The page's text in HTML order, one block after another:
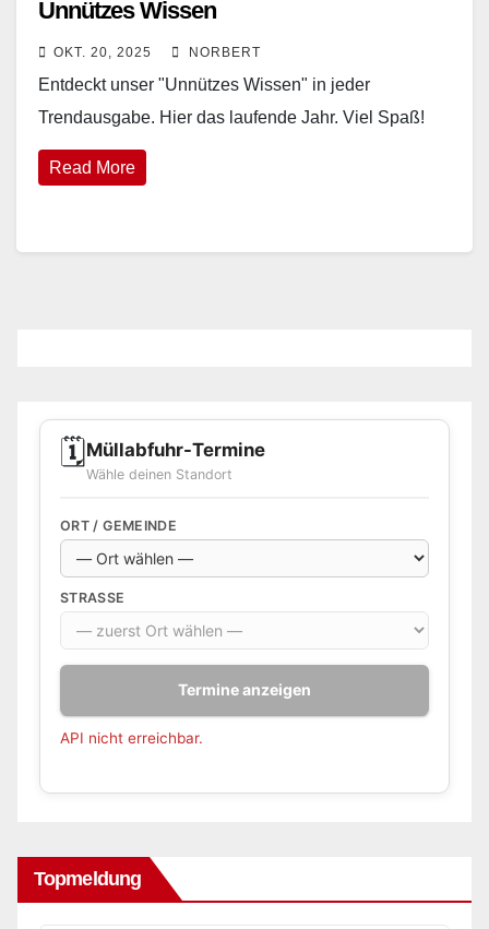
Unnützes Wissen
OKT. 20, 2025 NORBERT
Entdeckt unser "Unnützes Wissen" in jeder
Trendausgabe. Hier das laufende Jahr. Viel Spaß!
Read More
🗓️Müllabfuhr-Termine
Wähle deinen Standort
ORT / GEMEINDE
STRASSE
Termine anzeigen
API nicht erreichbar.
Topmeldung